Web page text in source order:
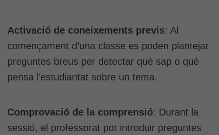
Activació de coneixements previs: Al
començament d’una classe es poden plantejar
preguntes breus per detectar què sap o què
pensa l’estudiantat sobre un tema.
Comprovació de la comprensió: Durant la
sessió, el professorat pot introduir preguntes